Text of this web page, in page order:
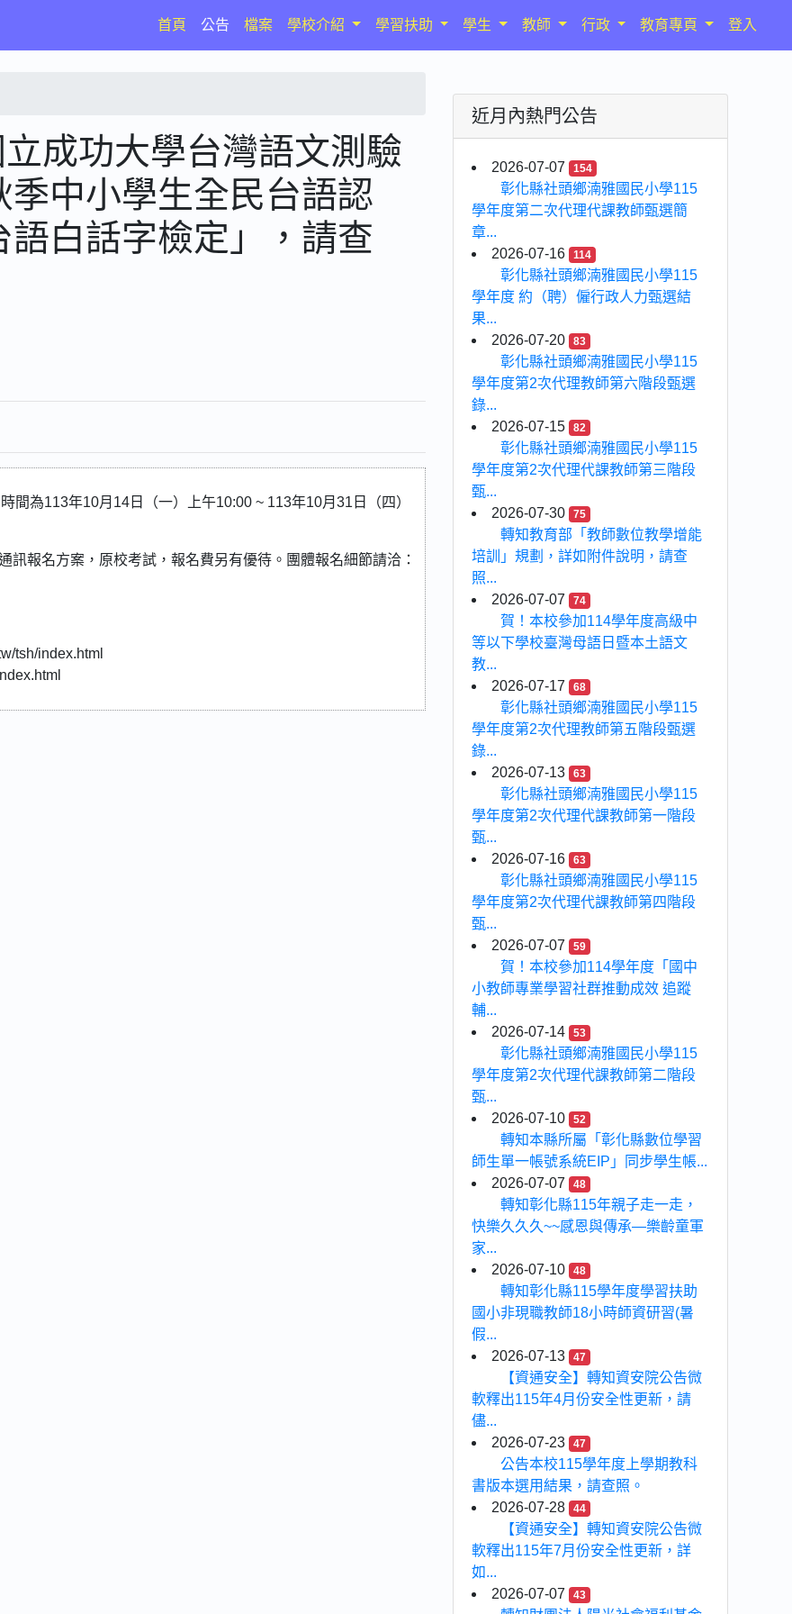
首頁(current)
公告 檔案 學校介紹 學習扶助 學生 教師 行政 教育專頁 登入
成功大學台灣語文測驗
中小學生全民台語認
白話字檢定」，請查
間為113年10月14日（一）上午10:00 ~ 113年10月31日（四）
報名方案，原校考試，報名費另有優待。團體報名細節請洽：
tsh/index.html
近月內熱門公告
2026-07-07 154
彰化縣社頭鄉湳雅國民小學115
學年度第二次代理代課教師甄選簡
章...
2026-07-16
114
彰化縣社頭鄉湳雅國民小學115
學年度 約（聘）僱行政人力甄選結
果...
2026-07-20
83
彰化縣社頭鄉湳雅國民小學115
學年度第2次代理教師第六階段甄選
錄...
2026-07-15
82
彰化縣社頭鄉湳雅國民小學115
學年度第2次代理代課教師第三階段
甄...
2026-07-30
75
轉知教育部「教師數位教學增能
培訓」規劃，詳如附件說明，請查
照...
2026-07-07
74
賀！本校參加114學年度高級中
等以下學校臺灣母語日暨本土語文
教...
2026-07-17
68
彰化縣社頭鄉湳雅國民小學115
學年度第2次代理教師第五階段甄選
錄...
2026-07-13
63
彰化縣社頭鄉湳雅國民小學115
學年度第2次代理代課教師第一階段
甄...
2026-07-16
63
彰化縣社頭鄉湳雅國民小學115
學年度第2次代理代課教師第四階段
甄...
2026-07-07
59
賀！本校參加114學年度「國中
小教師專業學習社群推動成效 追蹤
輔...
2026-07-14
53
彰化縣社頭鄉湳雅國民小學115
學年度第2次代理代課教師第二階段
甄...
2026-07-10
52
轉知本縣所屬「彰化縣數位學習
師生單一帳號系統EIP」同步學生帳...
2026-07-07
48
轉知彰化縣115年親子走一走，
快樂久久久~~感恩與傳承—樂齡童軍
家...
2026-07-10
48
轉知彰化縣115學年度學習扶助
國小非現職教師18小時師資研習(暑
假...
2026-07-13
47
【資通安全】轉知資安院公告微
軟釋出115年4月份安全性更新，請
儘...
2026-07-23
47
公告本校115學年度上學期教科
書版本選用結果，請查照。
2026-07-28
44
【資通安全】轉知資安院公告微
軟釋出115年7月份安全性更新，詳
如...
2026-07-07
43